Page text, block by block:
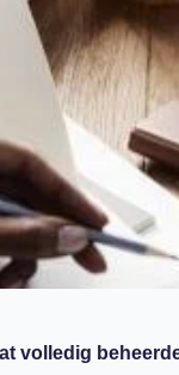
volledig